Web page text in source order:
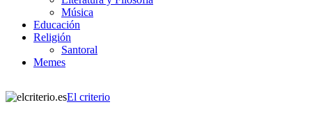
Música
Educación
Religión
Santoral
Memes
El criterio